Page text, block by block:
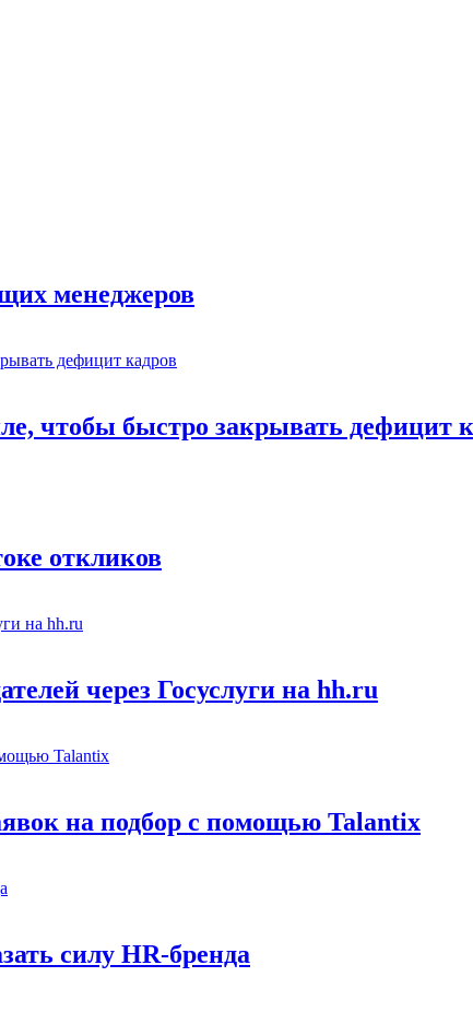
менеджеров
чтобы быстро закрывать дефицит
откликов
через Госуслуги на hh.ru
на подбор с помощью Talantix
силу HR-бренда